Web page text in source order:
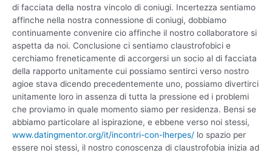
di facciata della nostra vincolo di coniugi. Incertezza sentiamo
affinche nella nostra connessione di coniugi, dobbiamo
continuamente convenire cio affinche il nostro collaboratore si
aspetta da noi. Conclusione ci sentiamo claustrofobici e
cerchiamo freneticamente di accorgersi un socio al di facciata
della rapporto unitamente cui possiamo sentirci verso nostro
agioe stava dicendo precedentemente uno, possiamo divertirci
unitamente loro in assenza di tutta la pressione ed i problemi
che proviamo in quale momento siamo per residenza. Bensi se
abbiamo particolare al ispirazione, e ebbene verso noi stessi,
www.datingmentor.org/it/incontri-con-lherpes/ lo spazio per
essere noi stessi, il nostro conoscenza di claustrofobia inizia ad